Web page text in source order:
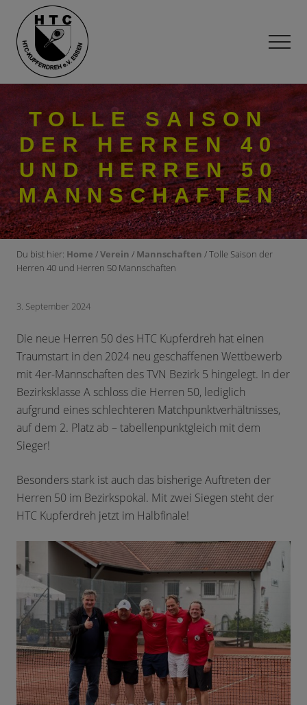
Menu
main
content
Hauptsidebar
springen
Fußzeile
springen
Tennisverein
Süden
Essen
TOLLE SAISON
DER HERREN 40
UND HERREN 50
MANNSCHAFTEN
Du bist hier: Home /Verein / Mannschaften / Tolle Saison der
Herren 40 und Herren 50 Mannschaften
3. September 2024
Die neue Herren 50 des HTC Kupferdreh hat einen
Traumstart in den 2024 neu geschaffenen Wettbewerb
mit 4er-Mannschaften des TVN Bezirk 5 hingelegt. In der
Bezirksklasse A schloss die Herren 50, lediglich
aufgrund eines schlechteren Matchpunktverhältnisses,
auf dem 2. Platz ab – tabellenpunktgleich mit dem
Sieger!
Besonders stark ist auch das bisherige Auftreten der
Herren 50 im Bezirkspokal. Mit zwei Siegen steht der
HTC Kupferdreh jetzt im Halbfinale!